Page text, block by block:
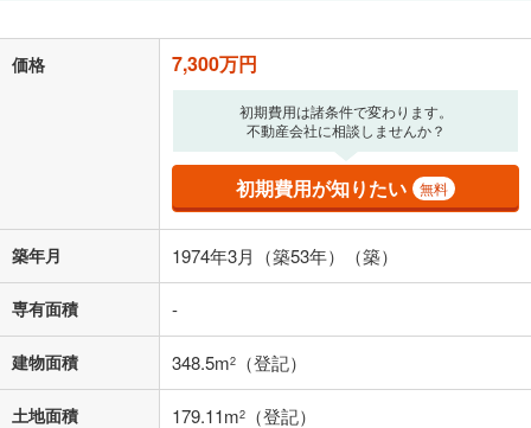
「金利」については、ご利用を予定されている金融機関等にご確認の
上、ご自身での入力をお願いいたします。初期設定で自動入力されてい
る値は、実際の金融機関等における貸出金利とは何ら関係がなく、実際
の金融機関等における貸出金利を何ら保証するものではありません。返
済方法「元利均等返済」にて算出しております。入力された金利を35年
適用した場合の計算結果を表示しています。
その他月額費用や、初期費用がかかります。ご注意ください。実際にお
借り入れの際は各金融機関等に、必ずご自身でご確認をお願いいたしま
条件によってお借り入れができないことがあります。
閉じる
価格 7,300万円
初期費用は諸条件で変わります。
不動産会社に相談しませんか？
初期費用が知りたい 無料
築年月 1974年3月（築53年）（築）
専有面積 -
建物面積 348.5m2 （登記）
土地面積 179.11m2 （登記）